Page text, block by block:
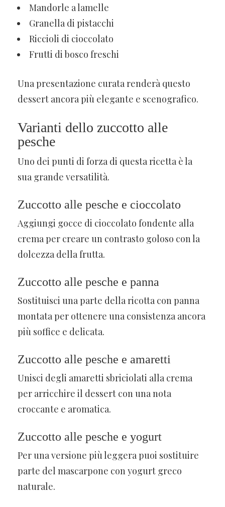
Mandorle a lamelle
Granella di pistacchi
Riccioli di cioccolato
Frutti di bosco freschi
Una presentazione curata renderà questo
dessert ancora più elegante e scenografico.
Varianti dello zuccotto alle
pesche
Uno dei punti di forza di questa ricetta è la
sua grande versatilità.
Zuccotto alle pesche e cioccolato
Aggiungi gocce di cioccolato fondente alla
crema per creare un contrasto goloso con la
dolcezza della frutta.
Zuccotto alle pesche e panna
Sostituisci una parte della ricotta con panna
montata per ottenere una consistenza ancora
più soffice e delicata.
Zuccotto alle pesche e amaretti
Unisci degli amaretti sbriciolati alla crema
per arricchire il dessert con una nota
croccante e aromatica.
Zuccotto alle pesche e yogurt
Per una versione più leggera puoi sostituire
parte del mascarpone con yogurt greco
naturale.